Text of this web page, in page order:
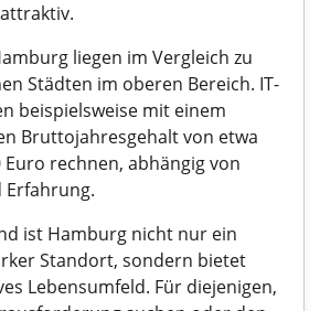
liegen im Vergleich zu
Städten im oberen Bereich. IT-
beispielsweise mit einem
Bruttojahresgehalt von etwa
Euro rechnen, abhängig von
Erfahrung.
ist Hamburg nicht nur ein
Standort, sondern bietet
Lebensumfeld. Für diejenigen,